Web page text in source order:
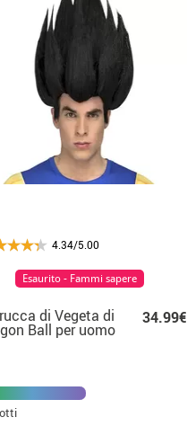
4.34/5.00
di Vegeta di
Ball per uomo
34.99€
Esaurito - Fammi sapere